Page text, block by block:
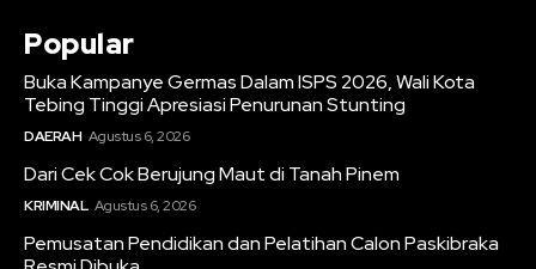
Popular
Buka Kampanye Germas Dalam ISPS 2026, Wali Kota
Tebing Tinggi Apresiasi Penurunan Stunting
DAERAH Agustus 6, 2026
Dari Cek Cok Berujung Maut di Tanah Pinem
KRIMINAL Agustus 6, 2026
Pemusatan Pendidikan dan Pelatihan Calon Paskibraka